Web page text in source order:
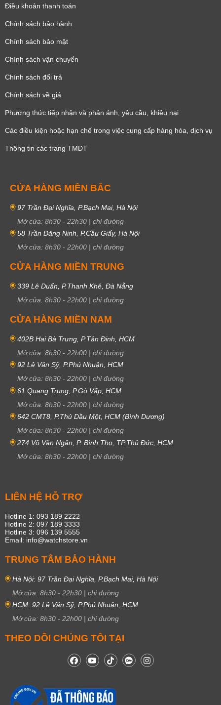
Điều khoản thanh toán
Chính sách bảo hành
Chính sách bảo mật
Chính sách vận chuyển
Chính sách đổi trả
Chính sách về giá
Phương thức tiếp nhận và phản ánh, yêu cầu, khiêu nại
Các điều kiện hoặc hạn chế trong việc cung cấp hàng hóa, dịch vụ
Thông tin các trang TMĐT
CỬA HÀNG MIỀN BẮC
97 Trần Đại Nghĩa, P.Bạch Mai, Hà Nội
Mở cửa: 8h30 - 22h30 | chỉ đường
58 Trần Đăng Ninh, P.Cầu Giấy, Hà Nội
Mở cửa: 8h30 - 22h00 | chỉ đường
CỬA HÀNG MIỀN TRUNG
339 Lê Duẩn, P.Thanh Khê, Đà Nẵng
Mở cửa: 8h30 - 22h00 | chỉ đường
CỬA HÀNG MIỀN NAM
402B Hai Bà Trưng, P.Tân Định, HCM
Mở cửa: 8h30 - 22h00 | chỉ đường
92 Lê Văn Sỹ, P.Phú Nhuận, HCM
Mở cửa: 8h30 - 22h00 | chỉ đường
61 Quang Trung, P.Gò Vấp, HCM
Mở cửa: 8h30 - 22h00 | chỉ đường
642 CMT8, P.Thủ Dầu Một, HCM (Bình Dương)
Mở cửa: 8h30 - 22h00 | chỉ đường
274 Võ Văn Ngân, P. Bình Thọ, TP.Thủ Đức, HCM
Mở cửa: 8h30 - 22h00 | chỉ đường
LIÊN HỆ HỖ TRỢ
Hotline 1: 093 189 2222
Hotline 2: 097 189 3333
Hotline 3: 096 139 5555
Email: info@watchstore.vn
TRUNG TÂM BẢO HÀNH
Hà Nội: 97 Trần Đại Nghĩa, P.Bạch Mai, Hà Nội
Mở cửa: 8h30 - 22h30 | chỉ đường
HCM: 92 Lê Văn Sỹ, P.Phú Nhuận, HCM
Mở cửa: 8h30 - 22h00 | chỉ đường
THEO DÕI CHÚNG TÔI TẠI